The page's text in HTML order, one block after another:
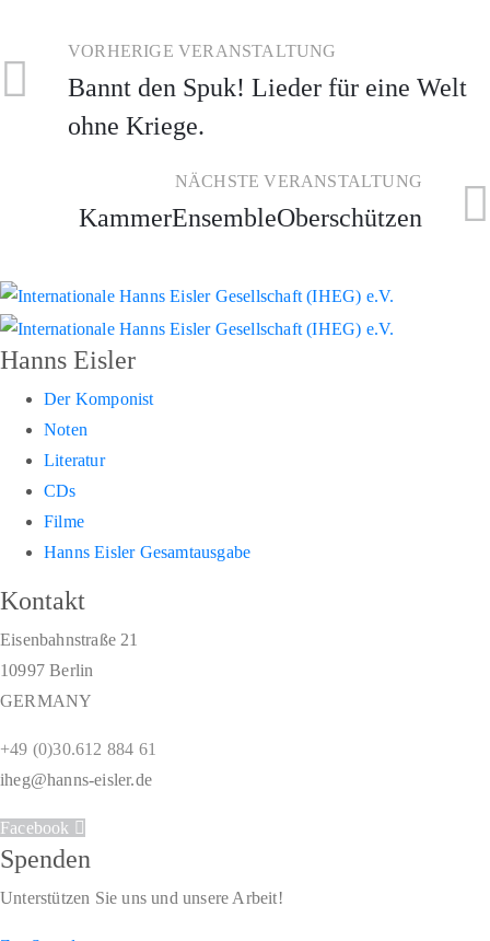
VORHERIGE VERANSTALTUNG
Bannt den Spuk! Lieder für eine Welt
ohne Kriege.
NÄCHSTE VERANSTALTUNG
KammerEnsembleOberschützen
Hanns Eisler
Der Komponist
Noten
Literatur
CDs
Filme
Hanns Eisler Gesamtausgabe
Kontakt
Eisenbahnstraße 21
10997 Berlin
GERMANY
+49 (0)30.612 884 61
iheg@hanns-eisler.de
Facebook
Spenden
Unterstützen Sie uns und unsere Arbeit!